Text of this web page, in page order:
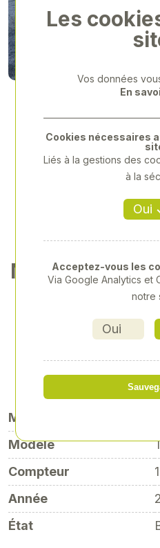
Previous
NEW
Référence
99
Marque
Modèle
Compteur
Année
État
Les
Vos données
En
Oui
Cookies nécessaires
Liés à la gestions des
à la
Oui
Acceptez-vous les
Via Google Analytics et
notre